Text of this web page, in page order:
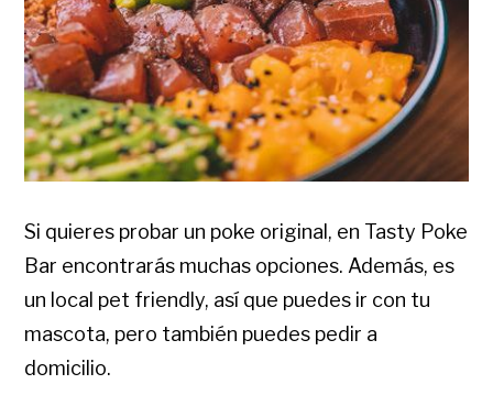
Si quieres probar un poke original, en Tasty Poke
Bar encontrarás muchas opciones. Además, es
un local pet friendly, así que puedes ir con tu
mascota, pero también puedes pedir a
domicilio.